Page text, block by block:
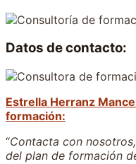
Datos de contacto:
Estrella Herranz
formación:
“Contacta con
del plan de formación